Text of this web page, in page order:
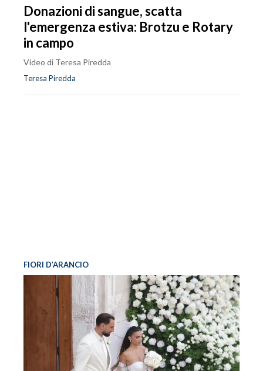
Donazioni di sangue, scatta
l'emergenza estiva: Brotzu e Rotary
in campo
Video di Teresa Piredda
Teresa Piredda
FIORI D’ARANCIO